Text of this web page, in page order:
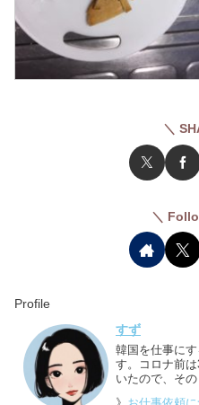
＼
＼
Profile
すず
韓国を仕事に
す。コロナ前
いたので、そ